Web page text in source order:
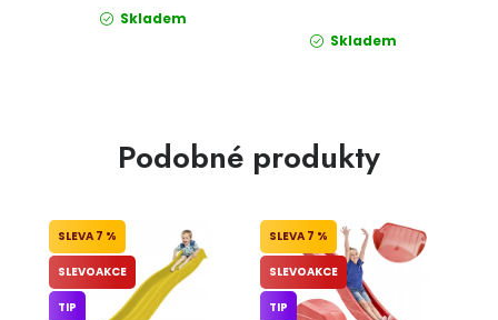
Skladem
Skladem
Podobné produkty
7 %
SLEVOAKCE
TIP
7 %
SLEVOAKCE
TIP